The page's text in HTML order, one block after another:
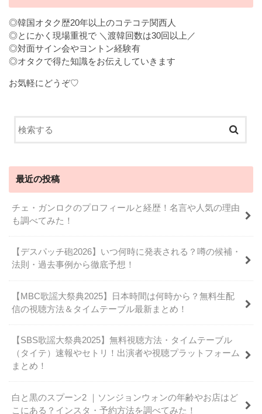
◎韓国オタク歴20年以上のコテコテ関西人
◎とにかく現場重視で ＼渡韓回数は30回以上／
◎対面サイン会やヨントン経験有
◎オタクで得た知識をお伝えしていきます
お気軽にどうぞ♡
最近の投稿
チェ・ガンロクのプロフィールと経歴！名言や人気の理由
も調べてみた！
【デスパッチ砲2026】いつ何時に発表される？噂の候補・
法則・過去事例から徹底予想！
【MBC歌謡大祭典2025】日本時間は何時から？無料生配
信の視聴方法＆タイムテーブル最新まとめ！
【SBS歌謡大祭典2025】無料視聴方法・タイムテーブル
（タイテ）速報やセトリ！出演者や視聴プラットフォーム
まとめ！
白と黒のスプーン2 ｜ソンジョンウォンの年齢やお店はど
こにある？インスタ・予約方法を調べてみた！